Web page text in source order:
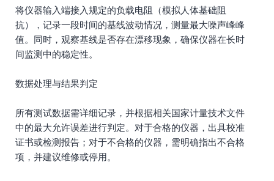
将仪器输入端接入规定的负载电阻（模拟人体基础阻
抗），记录一段时间的基线波动情况，测量最大噪声峰峰
值。同时，观察基线是否存在漂移现象，确保仪器在长时
间监测中的稳定性。
数据处理与结果判定
所有测试数据需详细记录，并根据相关国家计量技术文件
中的最大允许误差进行判定。对于合格的仪器，出具校准
证书或检测报告；对于不合格的仪器，需明确指出不合格
项，并建议维修或停用。